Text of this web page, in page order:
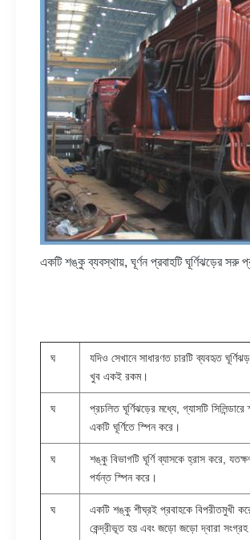
একটি শঙ্কু ব্যবস্থায়, ঘূর্ণন প্রবাহটি ঘূর্ণিঝড়ের সরু
ঘ
যদিও সেখানে সাধারণত চারটি ব্যবহৃত
খুব একই রকম।
ঘ
প্রচলিত ঘূর্ণিঝড়ের মধ্যে, গ্যাসটি
একটি ঘূর্ণিতে স্পিন করে।
ঘ
শঙ্কু বিভাগটি ঘূর্ণি ব্যাসকে হ্রাস করে,
পর্যন্ত স্পিন করে।
ঘ
একটি শঙ্কু শীঘ্রই প্রবাহকে বিপরীতমুখী
কেন্দ্রীভূত হয় এবং জড়ো জড়ো দ্বারা